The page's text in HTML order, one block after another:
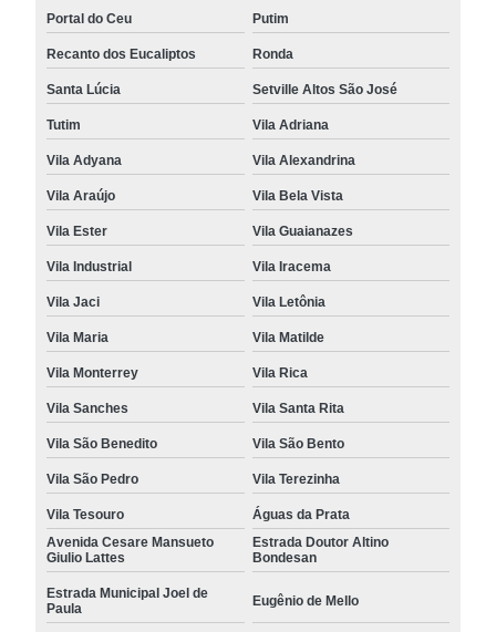
Portal do Ceu Putim
Recanto dos Eucaliptos Ronda
Santa Lúcia Setville Altos São José
Tutim Vila Adriana
Vila Adyana Vila Alexandrina
Vila Araújo Vila Bela Vista
Vila Ester Vila Guaianazes
Vila Industrial Vila Iracema
Vila Jaci Vila Letônia
Vila Maria Vila Matilde
Vila Monterrey Vila Rica
Vila Sanches Vila Santa Rita
Vila São Benedito Vila São Bento
Vila São Pedro Vila Terezinha
Vila Tesouro
Águas da Prata
Avenida Cesare Mansueto
Giulio Lattes
Estrada Doutor Altino
Bondesan
Estrada Municipal Joel de
Paula
Eugênio de Mello